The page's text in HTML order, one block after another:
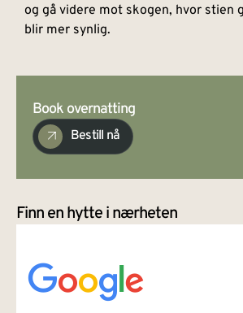
og gå videre mot skogen, hvor stien
blir mer synlig.
Book overnatting
Bestill nå
Finn en hytte i nærheten